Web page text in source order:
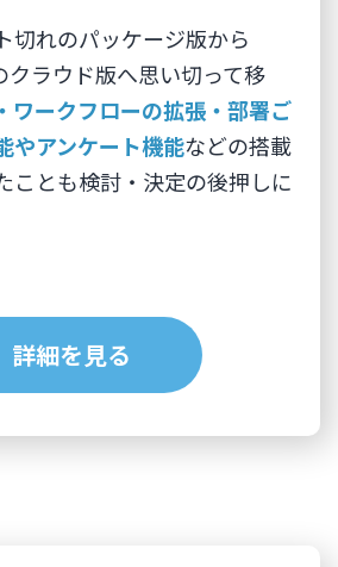
切れのパッケージ版から
クラウド版へ思い切って移
ワークフローの拡張・部署ご
やアンケート機能などの搭載
ことも検討・決定の後押しに
詳細を見る